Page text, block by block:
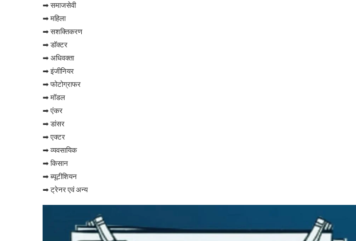
➡ समाजसेवी
➡ महिला
➡ सशक्तिकरण
➡ डॉक्टर
➡ अधिवक्ता
➡ इंजीनियर
➡ फोटोग्राफर
➡ मॉडल
➡ एंकर
➡ डांसर
➡ एक्टर
➡ व्यवसायिक
➡ किसान
➡ ब्यूटीशियन
➡ ट्रेनर एवं अन्य